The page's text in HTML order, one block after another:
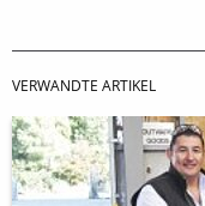
VERWANDTE ARTIKEL